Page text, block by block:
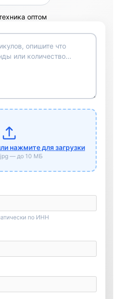
нажмите для загрузки
jpg — до 10 МБ
по ИНН